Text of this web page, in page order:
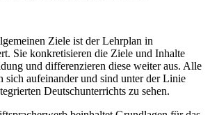
Ziele ist der Lehrplan in
Sie konkretisieren die Ziele und Inhalte
und differenzieren diese weiter aus. Alle
sich aufeinander und sind unter der Linie
Deutschunterrichts zu sehen.